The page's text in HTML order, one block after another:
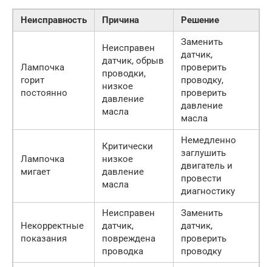
Неисправность Причина Решение
Лампочка
горит
постоянно
Неисправен
датчик, обрыв
проводки,
низкое
давление
масла
Заменить
датчик,
проверить
проводку,
проверить
давление
масла
Лампочка
мигает
Критически
низкое
давление
масла
Немедленно
заглушить
двигатель и
провести
диагностику
Некорректные
показания
Неисправен
датчик,
повреждена
проводка
Заменить
датчик,
проверить
проводку